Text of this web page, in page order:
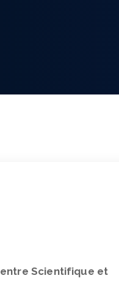
Scientifique et